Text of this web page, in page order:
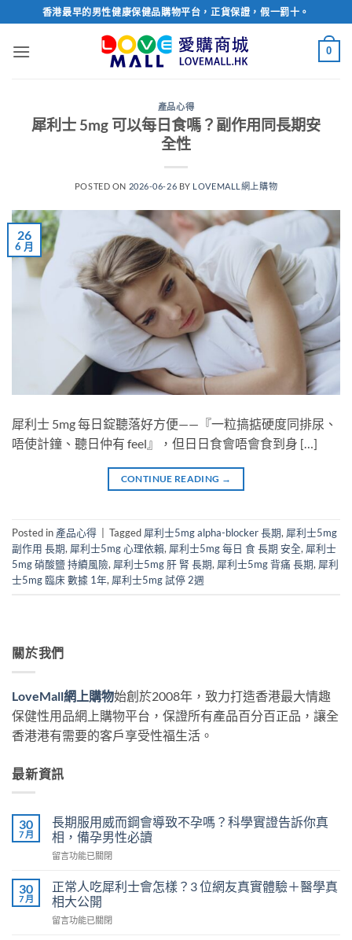
to
content
香港最早的男性健康保健品購物平台，正貨保證，假一罰十。
0
產品心得
犀利士 5mg 可以每日食嗎？副作用同長期安
全性
POSTED ON 2026-06-26 BY LOVEMALL網上購物
26
6 月
犀利士 5mg 每日錠聽落好方便——『一粒搞掂硬度同排尿、
唔使計鐘、聽日仲有 feel』，但日日食會唔會食到身 […]
CONTINUE READING →
Posted in 產品心得 Tagged 犀利士5mg alpha-blocker 長期, 犀利士5mg
副作用 長期, 犀利士5mg 心理依賴, 犀利士5mg 每日 食 長期 安全, 犀利士
5mg 硝酸鹽 持續風險, 犀利士5mg 肝 腎 長期, 犀利士5mg 背痛 長期, 犀利
士5mg 臨床 數據 1年, 犀利士5mg 試停 2週
關於我們
LoveMall網上購物始創於2008年，致力打造香港最大情趣
保健性用品網上購物平台，保證所有產品百分百正品，讓全
香港港有需要的客戶享受性福生活。
最新資訊
30
7 月
長期服用威而鋼會導致不孕嗎？科學實證告訴你真
相，備孕男性必讀
在
期
服
用
威
留言功能已關閉
30
7 月
正常人吃犀利士會怎樣？3 位網友真實體驗＋醫學真
相大公開
在
留言功能已關閉